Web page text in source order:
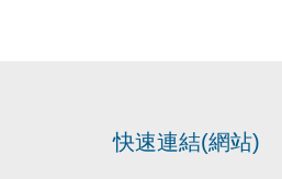
快速連結(網站)